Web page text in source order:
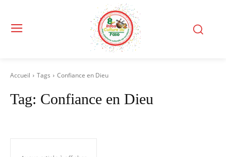
Accueil Tags Confiance en Dieu
Tag: Confiance en Dieu